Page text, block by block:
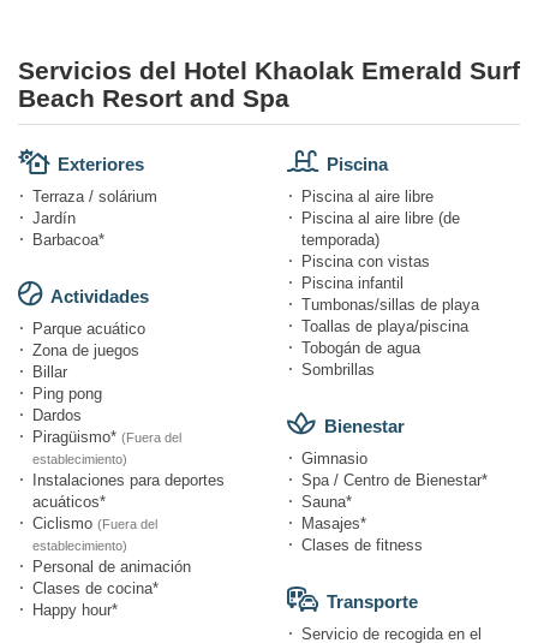
Servicios del Hotel Khaolak Emerald Surf
Beach Resort and Spa
Exteriores
Terraza / solárium
Jardín
Barbacoa*
Actividades
Parque acuático
Zona de juegos
Billar
Ping pong
Dardos
Piragüismo* (Fuera del
establecimiento)
Instalaciones para deportes
acuáticos*
Ciclismo (Fuera del
establecimiento)
Personal de animación
Clases de cocina*
Happy hour*
Piscina
Piscina al aire libre
Piscina al aire libre (de
temporada)
Piscina con vistas
Piscina infantil
Tumbonas/sillas de playa
Toallas de playa/piscina
Tobogán de agua
Sombrillas
Bienestar
Gimnasio
Spa / Centro de Bienestar*
Sauna*
Masajes*
Clases de fitness
Transporte
Servicio de recogida en el